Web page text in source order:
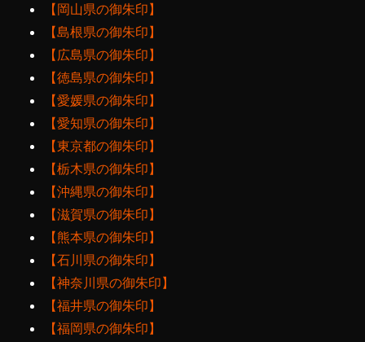
【岡山県の御朱印】
【島根県の御朱印】
【広島県の御朱印】
【徳島県の御朱印】
【愛媛県の御朱印】
【愛知県の御朱印】
【東京都の御朱印】
【栃木県の御朱印】
【沖縄県の御朱印】
【滋賀県の御朱印】
【熊本県の御朱印】
【石川県の御朱印】
【神奈川県の御朱印】
【福井県の御朱印】
【福岡県の御朱印】